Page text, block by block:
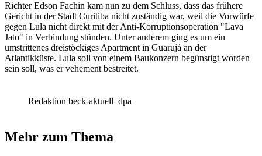
Richter Edson Fachin kam nun zu dem Schluss, dass das frühere
Gericht in der Stadt Curitiba nicht zuständig war, weil die Vorwürfe
gegen Lula nicht direkt mit der Anti-Korruptionsoperation "Lava
Jato" in Verbindung stünden. Unter anderem ging es um ein
umstrittenes dreistöckiges Apartment in Guarujá an der
Atlantikküste. Lula soll von einem Baukonzern begünstigt worden
sein soll, was er vehement bestreitet.
Redaktion beck-aktuell dpa
Mehr zum Thema